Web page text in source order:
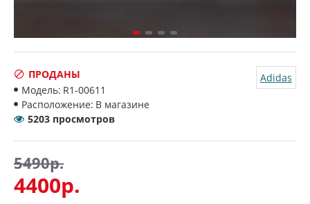
4400р.
5490р.
ПРОДАНЫ
Модель: R1-00611
Расположение: В магазине
Adidas
5203 просмотров